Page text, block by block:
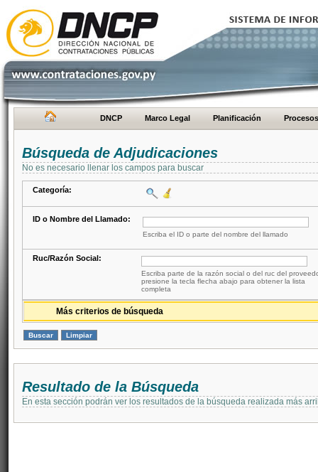
DNCP Marco Legal Planificación Procesos
Búsqueda de Adjudicaciones
No es necesario llenar los campos para buscar
Categoría:
ID o Nombre del Llamado:
Escriba el ID o parte del nombre del llamado
Ruc/Razón Social:
Escriba parte de la razón social o del ruc del
presione la tecla flecha abajo para obtener la lista
completa
Más criterios de búsqueda
Resultado de la Búsqueda
En esta sección podrán ver los resultados de la búsqueda realizada más